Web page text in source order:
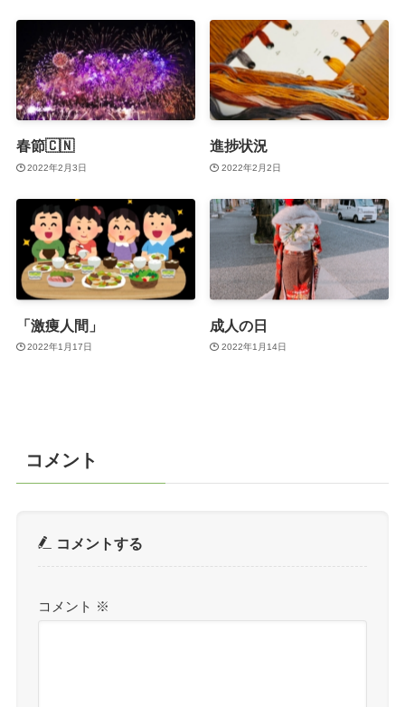
春節🇨🇳
2022年2月3日
進捗状況
2022年2月2日
「激痩人間」
2022年1月17日
成人の日
2022年1月14日
コメント
コメントする
コメント ※